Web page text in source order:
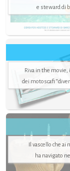
e steward di
Riva in the movie,
dei motoscafi
Il vascello che ai
ha navigato